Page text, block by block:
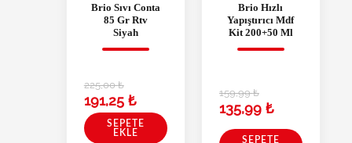
Brio Sıvı Conta
85 Gr Rtv
Siyah
225,00₺
191,25 ₺
SEPETE
EKLE
Brio Hızlı
Yapıştırıcı Mdf
Kit 200+50 Ml
159,99₺
135,99 ₺
SEPETE